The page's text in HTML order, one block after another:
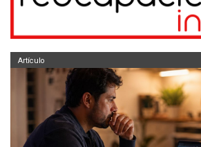
Artículo